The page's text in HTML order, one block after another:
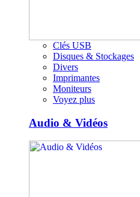
Clés USB
Disques & Stockages
Divers
Imprimantes
Moniteurs
Voyez plus
Audio & Vidéos